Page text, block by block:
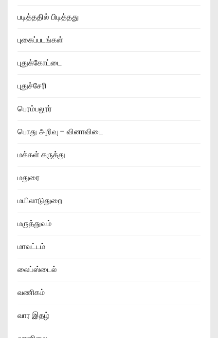
படித்ததில் பிடித்தது
புகைப்படங்கள்
புதுக்கோட்டை
புதுச்சேரி
பெரம்பலூர்
பொது அறிவு – வினாவிடை
மக்கள் கருத்து
மதுரை
மயிலாடுதுறை
மருத்துவம்
மாவட்டம்
லைப்ஸ்டைல்
வணிகம்
வார இதழ்